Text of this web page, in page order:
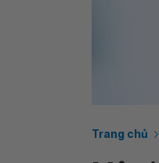
Trang chủ